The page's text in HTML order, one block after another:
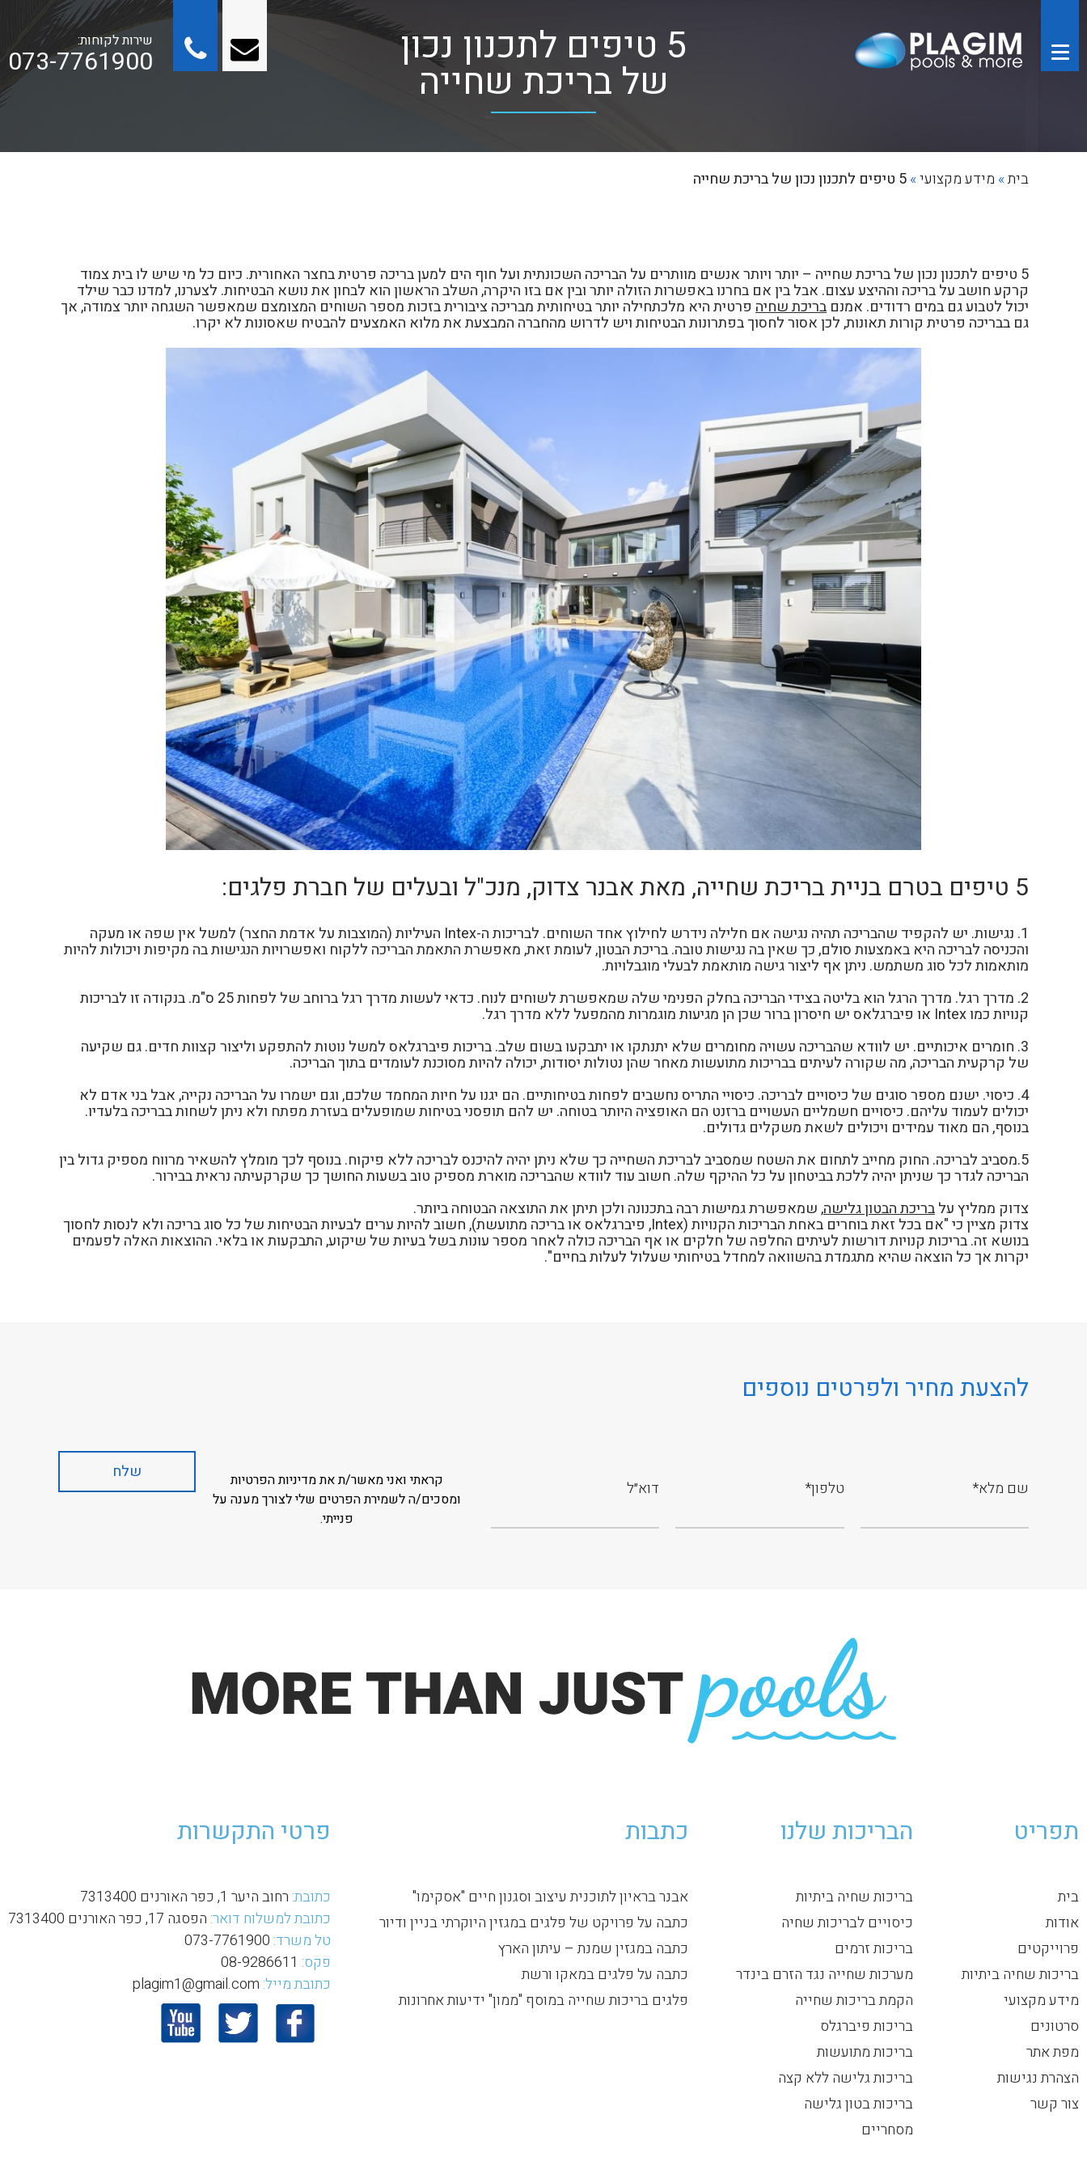
שירות לקוחות:
073-7761900 5 טיפים לתכנון נכון
של בריכת שחייה
בית» מידע מקצועי»5 טיפים לתכנון נכון של בריכת שחייה
5 טיפים לתכנון נכון של בריכת שחייה – יותר ויותר אנשים מוותרים על הבריכה השכונתית ועל חוף הים למען בריכה פרטית בחצר האחורית. כיום כל מי שיש לו בית צמוד
קרקע חושב על בריכה וההיצע עצום. אבל בין אם בחרנו באפשרות הזולה יותר ובין אם בזו היקרה, השלב הראשון הוא לבחון את נושא הבטיחות. לצערנו, למדנו כבר שילד
יכול לטבוע גם במים רדודים. אמנם בריכת שחיה פרטית היא מלכתחילה יותר בטיחותית מבריכה ציבורית בזכות מספר השוחים המצומצם שמאפשר השגחה יותר צמודה, אך
גם בבריכה פרטית קורות תאונות, לכן אסור לחסוך בפתרונות הבטיחות ויש לדרוש מהחברה המבצעת את מלוא האמצעים להבטיח שאסונות לא יקרו.
5 טיפים בטרם בניית בריכת שחייה, מאת אבנר צדוק, מנכ"ל ובעלים של חברת פלגים:
1. נגישות. יש להקפיד שהבריכה תהיה נגישה אם חלילה נידרש לחילוץ אחד השוחים. לבריכות ה-Intex העיליות (המוצבות על אדמת החצר) למשל אין שפה או מעקה
והכניסה לבריכה היא באמצעות סולם, כך שאין בה נגישות טובה. בריכת הבטון, לעומת זאת, מאפשרת התאמת הבריכה ללקוח ואפשרויות הנגישות בה מקיפות ויכולות להיות
מותאמות לכל סוג משתמש. ניתן אף ליצור גישה מותאמת לבעלי מוגבלויות.
2. מדרך רגל. מדרך הרגל הוא בליטה בצידי הבריכה בחלק הפנימי שלה שמאפשרת לשוחים לנוח. כדאי לעשות מדרך רגל ברוחב של לפחות 25 ס"מ. בנקודה זו לבריכות
קנויות כמו Intex או פיברגלאס יש חיסרון ברור שכן הן מגיעות מוגמרות מהמפעל ללא מדרך רגל.
3. חומרים איכותיים. יש לוודא שהבריכה עשויה מחומרים שלא יתנתקו או יתבקעו בשום שלב. בריכות פיברגלאס למשל נוטות להתפקע וליצור קצוות חדים. גם שקיעה
של קרקעית הבריכה, מה שקורה לעיתים בבריכות מתועשות מאחר שהן נטולות יסודות, יכולה להיות מסוכנת לעומדים בתוך הבריכה.
4. כיסוי. ישנם מספר סוגים של כיסויים לבריכה. כיסויי התריס נחשבים לפחות בטיחותיים. הם יגנו על חיות המחמד שלכם, וגם ישמרו על הבריכה נקייה, אבל בני אדם לא
יכולים לעמוד עליהם. כיסויים חשמליים העשויים ברזנט הם האופציה היותר בטוחה. יש להם תופסני בטיחות שמופעלים בעזרת מפתח ולא ניתן לשחות בבריכה בלעדיו.
בנוסף, הם מאוד עמידים ויכולים לשאת משקלים גדולים.
5.מסביב לבריכה. החוק מחייב לתחום את השטח שמסביב לבריכת השחייה כך שלא ניתן יהיה להיכנס לבריכה ללא פיקוח. בנוסף לכך מומלץ להשאיר מרווח מספיק גדול בין
הבריכה לגדר כך שניתן יהיה ללכת בביטחון על כל ההיקף שלה. חשוב עוד לוודא שהבריכה מוארת מספיק טוב בשעות החושך כך שקרקעיתה נראית בבירור.
צדוק ממליץ עלבריכת הבטון גלישה, שמאפשרת גמישות רבה בתכנונה ולכן תיתן את התוצאה הבטוחה ביותר.
צדוק מציין כי "אם בכל זאת בוחרים באחת הבריכות הקנויות (Intex, פיברגלאס או בריכה מתועשת), חשוב להיות ערים לבעיות הבטיחות של כל סוג בריכה ולא לנסות לחסוך
בנושא זה. בריכות קנויות דורשות לעיתים החלפה של חלקים או אף הבריכה כולה לאחר מספר עונות בשל בעיות של שיקוע, התבקעות או בלאי. ההוצאות האלה לפעמים
יקרות אך כל הוצאה שהיא מתגמדת בהשוואה למחדל בטיחותי שעלול לעלות בחיים".
להצעת מחיר ולפרטים נוספים
קראתי ואני מאשר/ת את מדיניות הפרטיות
ומסכים/ה לשמירת הפרטים שלי לצורך מענה על
פנייתי.
תפריט
בית
אודות
פרוייקטים
בריכות שחיה ביתיות
מידע מקצועי
סרטונים
מפת אתר
הצהרת נגישות
צור קשר
הבריכות שלנו
בריכות שחיה ביתיות
כיסויים לבריכות שחיה
בריכות זרמים
מערכות שחייה נגד הזרם בינדר
הקמת בריכות שחייה
בריכות פיברגלס
בריכות מתועשות
בריכות גלישה ללא קצה
בריכות בטון גלישה
מסחריים
כתבות
אבנר בראיון לתוכנית עיצוב וסגנון חיים "אסקימו"
כתבה על פרויקט של פלגים במגזין היוקרתי בניין ודיור
כתבה במגזין שמנת – עיתון הארץ
כתבה על פלגים במאקו ורשת
פלגים בריכות שחייה במוסף "ממון" ידיעות אחרונות
פרטי התקשרות
כתובת: רחוב היער 1, כפר האורנים 7313400
כתובת למשלוח דואר: הפסגה 17, כפר האורנים 7313400
טל משרד: 073-7761900
פקס:
כתובת מייל: plagim1@gmail.com